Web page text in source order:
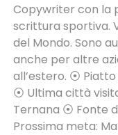
Copywriter con la
scrittura sportiva.
del Mondo. Sono
anche per altre
all’estero. ⦿
⦿ Ultima città
Ternana ⦿ Fonte
Prossima meta: